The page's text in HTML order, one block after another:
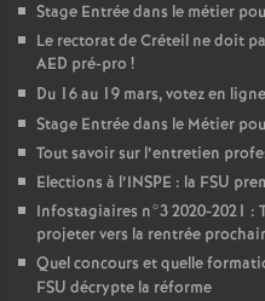
Stage Entrée dans le métier
Le rectorat de Créteil ne doit
AED pré-pro !
Du 16 au 19 mars, votez en
Stage Entrée dans le Métier
Tout savoir sur l’entretien
Elections à l’INSPE : la FSU
Infostagiaires n°3 2020-2021 :
projeter vers la rentrée
Quel concours et quelle
FSU décrypte la réforme